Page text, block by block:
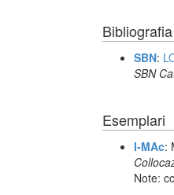
Bibliografia
SBN:
SBN
Esemplari
I-MAc:
Note: